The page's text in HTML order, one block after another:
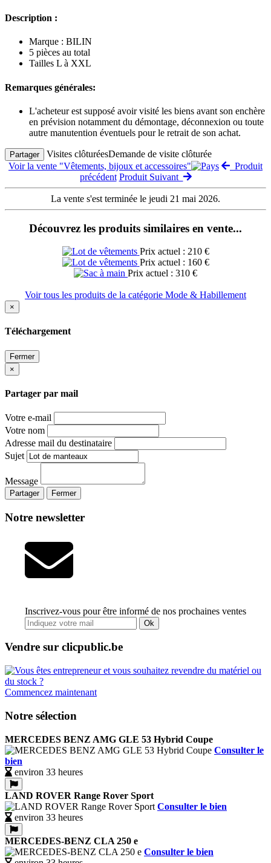
Description :
Marque : BILIN
5 pièces au total
Tailles L à XXL
Remarques générales:
L'acheteur est supposé avoir visité les biens avant son enchère
en prévision notamment du démontage, déconnexion ou toute
autre manutention éventuels pour le retrait de son achat.
Partager Visites clôturéesDemande de visite clôturée
Voir la vente "Vêtements, bijoux et accessoires"
Produit
précédent Produit Suivant
La vente s'est terminée le jeudi 21 mai 2026.
Découvrez les produits similaires en vente...
Prix actuel : 210 €
Prix actuel : 160 €
Prix actuel : 310 €
Voir tous les produits de la catégorie Mode & Habillement
×
Téléchargement
Fermer
×
Partager par mail
Votre e-mail
Votre nom
Adresse mail du destinataire
Sujet
Message
Partager Fermer
Notre newsletter
Inscrivez-vous pour être informé de nos prochaines ventes
Ok
Vendre sur clicpublic.be
Commencez maintenant
Notre sélection
MERCEDES BENZ AMG GLE 53 Hybrid Coupe
Consulter le
bien
environ 33 heures
LAND ROVER Range Rover Sport
Consulter le bien
environ 33 heures
MERCEDES-BENZ CLA 250 e
Consulter le bien